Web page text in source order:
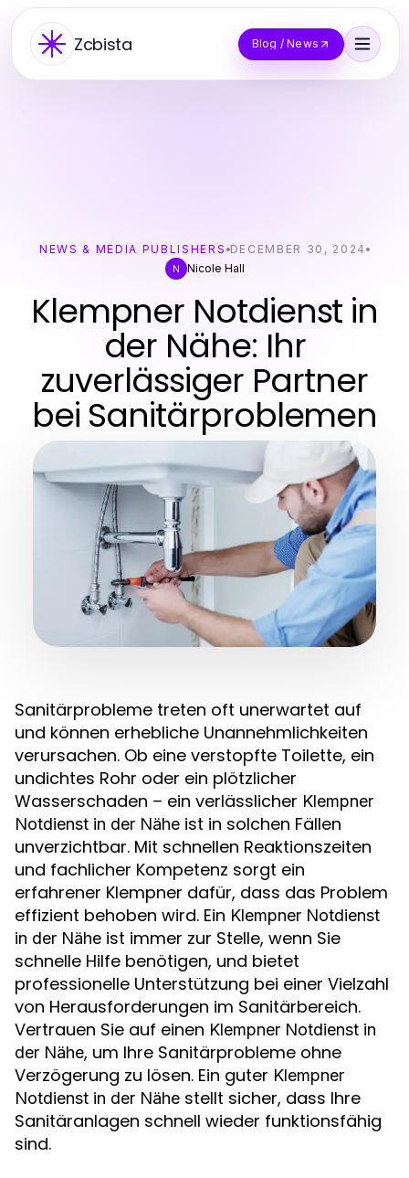
Zcbista Blog / News
NEWS & MEDIA PUBLISHERS DECEMBER 30, 2024
N Nicole Hall
Klempner Notdienst in
der Nähe: Ihr
zuverlässiger Partner
bei Sanitärproblemen
Sanitärprobleme treten oft unerwartet auf
und können erhebliche Unannehmlichkeiten
verursachen. Ob eine verstopfte Toilette, ein
undichtes Rohr oder ein plötzlicher
Wasserschaden – ein verlässlicher Klempner
Notdienst in der Nähe ist in solchen Fällen
unverzichtbar. Mit schnellen Reaktionszeiten
und fachlicher Kompetenz sorgt ein
erfahrener Klempner dafür, dass das Problem
effizient behoben wird. Ein Klempner Notdienst
in der Nähe ist immer zur Stelle, wenn Sie
schnelle Hilfe benötigen, und bietet
professionelle Unterstützung bei einer Vielzahl
von Herausforderungen im Sanitärbereich.
Vertrauen Sie auf einen Klempner Notdienst in
der Nähe, um Ihre Sanitärprobleme ohne
Verzögerung zu lösen. Ein guter Klempner
Notdienst in der Nähe stellt sicher, dass Ihre
Sanitäranlagen schnell wieder funktionsfähig
sind.